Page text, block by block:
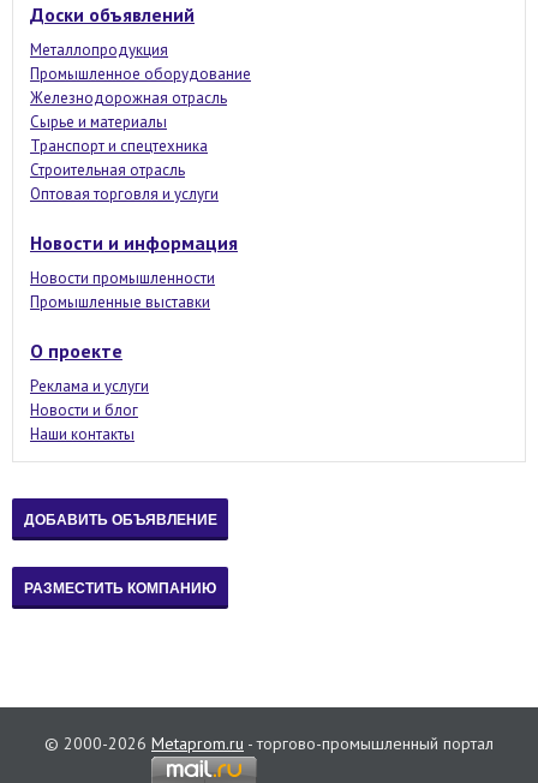
Доски объявлений
Металлопродукция
Промышленное оборудование
Железнодорожная отрасль
Сырье и материалы
Транспорт и спецтехника
Строительная отрасль
Оптовая торговля и услуги
Новости и информация
Новости промышленности
Промышленные выставки
О проекте
Реклама и услуги
Новости и блог
Наши контакты
© 2000-2026 Metaprom.ru - торгово-промышленный портал